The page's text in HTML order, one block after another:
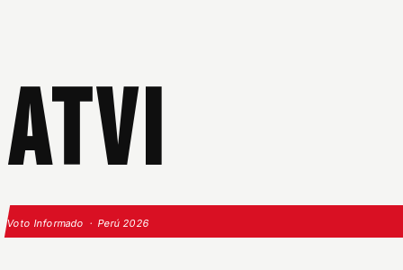
ATVI
Voto Informado · Perú 2026